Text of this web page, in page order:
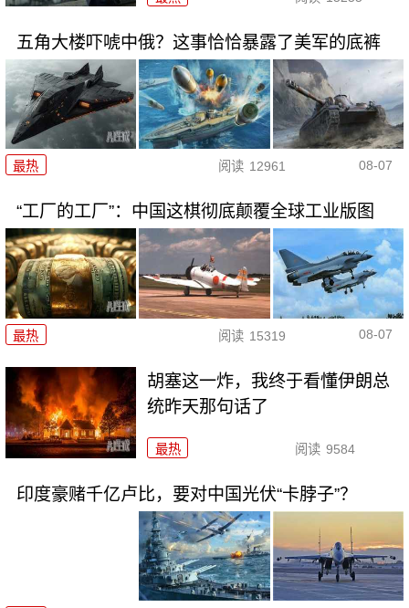
五角大楼吓唬中俄？这事恰恰暴露了美军的底裤
最热 阅读 12961 08-07
“工厂的工厂”：中国这棋彻底颠覆全球工业版图
最热 阅读 15319 08-07
胡塞这一炸，我终于看懂伊朗总
统昨天那句话了
最热 阅读 9584
印度豪赌千亿卢比，要对中国光伏“卡脖子”？